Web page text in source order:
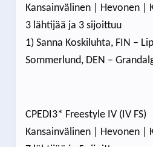
Kansainvälinen | Hevonen |
3 lähtijää ja 3 sijoittuu
1) Sanna Koskiluhta, FIN –
Sommerlund, DEN –
CPEDI3* Freestyle IV (IV FS)
Kansainvälinen | Hevonen |